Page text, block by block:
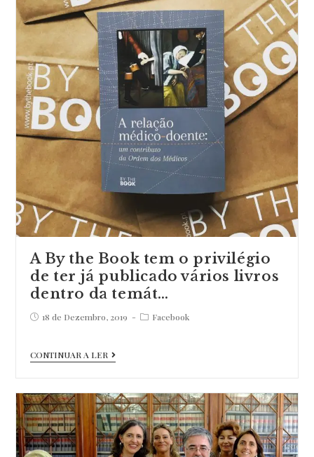
médicos
foram
um
motor
decisivo
na
transformação
da
soci…
A By the Book tem o privilégio
de ter já publicado vários livros
dentro da temát…
Post18 de Dezembro, 2019
PostFacebook
CONTINUAR A LER
A
the
Book
tem
o